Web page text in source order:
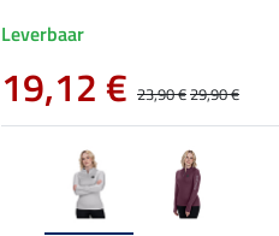
Leverbaar
19,12 € 23,90 €29,90 €